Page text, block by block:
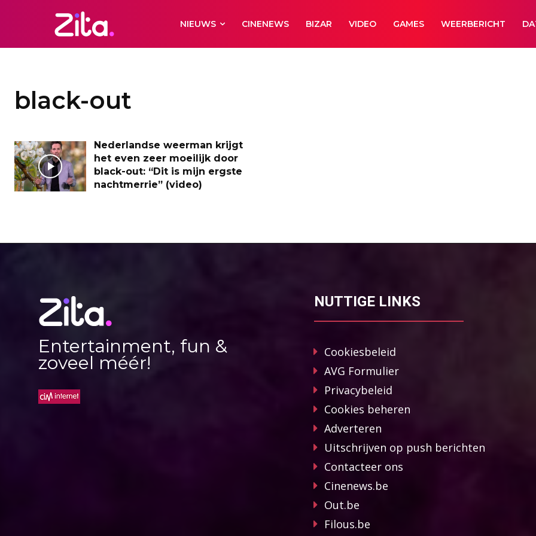
NIEUWS CINENEWS BIZAR VIDEO GAMES WEERBERICHT
black-out
Nederlandse weerman krijgt
het even zeer moeilijk door
black-out: “Dit is mijn ergste
nachtmerrie” (video)
Entertainment, fun &
zoveel méér!
NUTTIGE LINKS
Cookiesbeleid
AVG Formulier
Privacybeleid
Cookies beheren
Adverteren
Uitschrijven op push berichten
Contacteer ons
Cinenews.be
Out.be
Filous.be